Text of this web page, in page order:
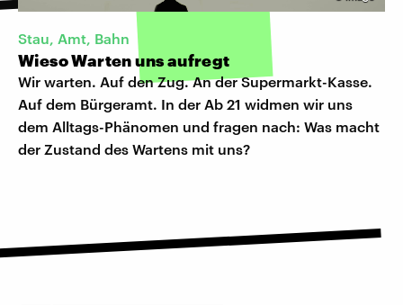
Stau, Amt, Bahn
Wieso Warten uns aufregt
Wir warten. Auf den Zug. An der Supermarkt-Kasse.
Auf dem Bürgeramt. In der Ab 21 widmen wir uns
dem Alltags-Phänomen und fragen nach: Was macht
der Zustand des Wartens mit uns?